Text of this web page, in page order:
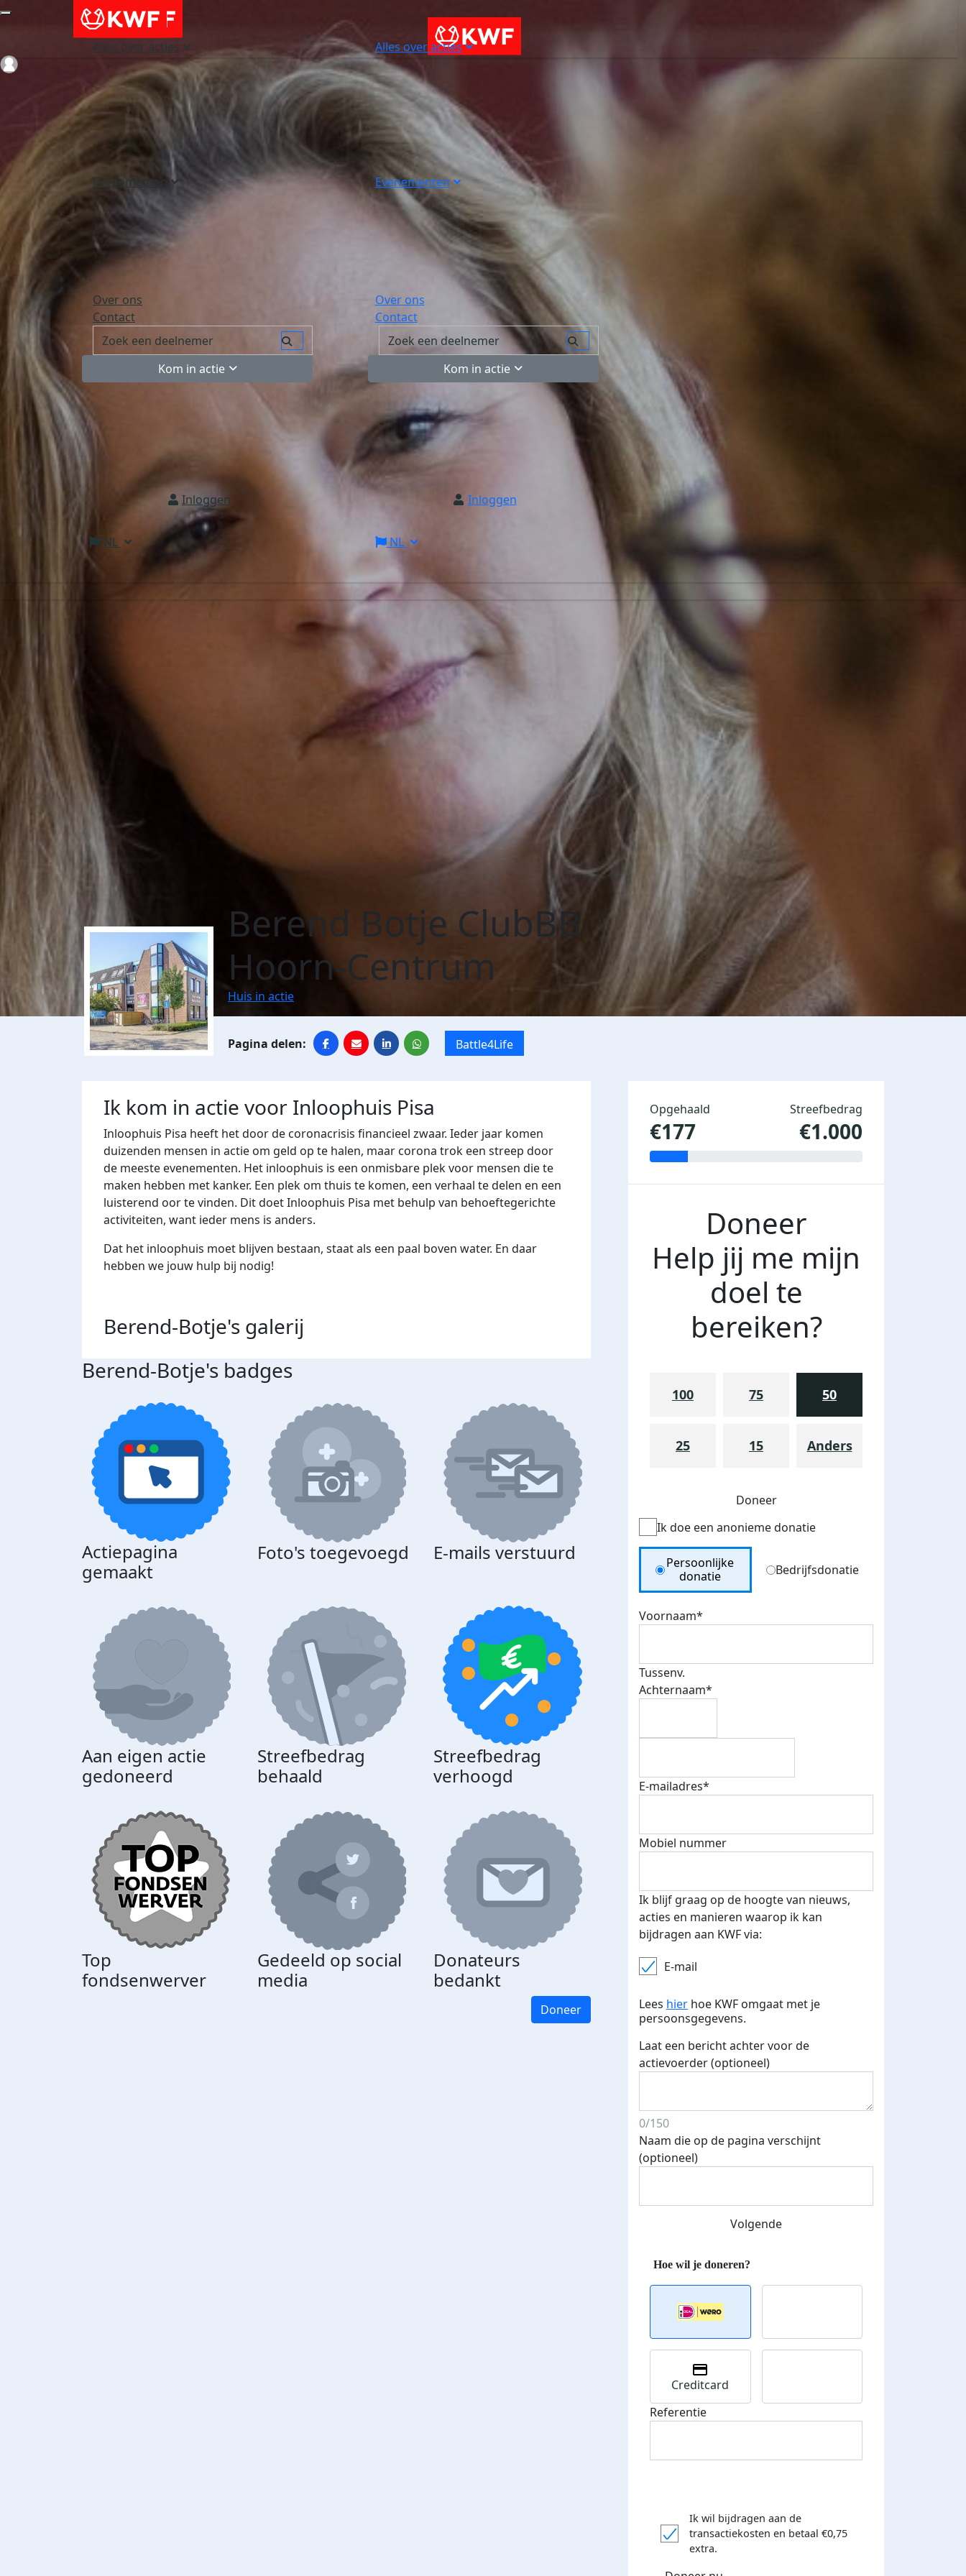
Alles over acties
Evenementen
Over ons
Contact
Kom in actie
Inloggen
NL
Alles over acties
Evenementen
Over ons
Contact
Kom in actie
Inloggen
NL
Berend Botje ClubBB
Hoorn-Centrum
Huis in actie
Battle4Life
Ik kom in actie voor Inloophuis Pisa
Inloophuis Pisa heeft het door de coronacrisis financieel zwaar. Ieder jaar komen
duizenden mensen in actie om geld op te halen, maar corona trok een streep door
de meeste evenementen. Het inloophuis is een onmisbare plek voor mensen die te
maken hebben met kanker. Een plek om thuis te komen, een verhaal te delen en een
luisterend oor te vinden. Dit doet Inloophuis Pisa met behulp van behoeftegerichte
activiteiten, want ieder mens is anders.
Dat het inloophuis moet blijven bestaan, staat als een paal boven water. En daar
hebben we jouw hulp bij nodig!
Berend-Botje's galerij
Berend-Botje's badges
Actiepagina
gemaakt
Foto's toegevoegd E-mails verstuurd
Aan eigen actie
gedoneerd
Streefbedrag
behaald
Streefbedrag
verhoogd
Top
fondsenwerver
Gedeeld op social
media
Donateurs
bedankt
Doneer
Opgehaald
€177
Streefbedrag
€1.000
Doneer
Help jij me mijn
doel te
bereiken?
100 75 50
25 15 Anders
Doneer
Ik doe een anonieme donatie
Donation Type
Persoonlijke
donatie
Bedrijfsdonatie
Voornaam*
Tussenv.
Achternaam*
E-mailadres*
Mobiel nummer
Ik blijf graag op de hoogte van nieuws,
acties en manieren waarop ik kan
bijdragen aan KWF via:
E-mail
Lees hier hoe KWF omgaat met je
persoonsgegevens.
Laat een bericht achter voor de
actievoerder (optioneel)
0/150
Naam die op de pagina verschijnt
(optioneel)
Volgende
Creditcard
Referentie
Ik wil bijdragen aan de
transactiekosten en betaal €0,75
extra.